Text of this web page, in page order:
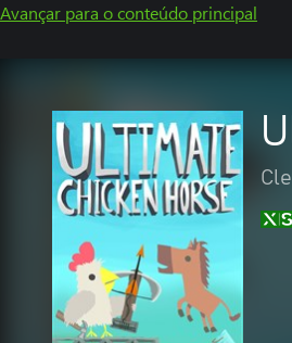
Avançar para o conteúdo principal